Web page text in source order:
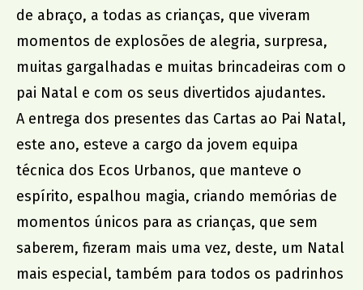
Agrupamento de Escolas
Dr. Serafim Leite
Agrupamento de Escolas
Dr. João da Silva Correia
AMU
de abraço, a todas as crianças, que viveram
momentos de explosões de alegria, surpresa,
muitas gargalhadas e muitas brincadeiras com o
pai Natal e com os seus divertidos ajudantes.
A entrega dos presentes das Cartas ao Pai Natal,
este ano, esteve a cargo da jovem equipa
técnica dos Ecos Urbanos, que manteve o
espírito, espalhou magia, criando memórias de
momentos únicos para as crianças, que sem
saberem, fizeram mais uma vez, deste, um Natal
mais especial, também para todos os padrinhos